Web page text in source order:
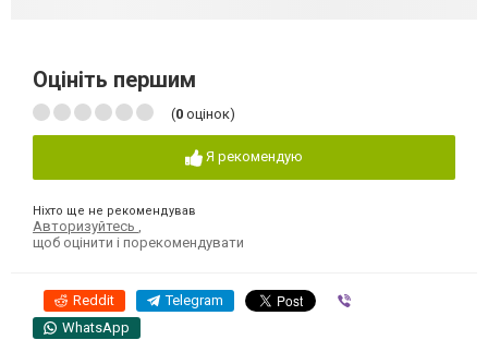
Оцініть першим
(0 оцінок)
Я рекомендую
Ніхто ще не рекомендував
Авторизуйтесь
щоб оцінити і порекомендувати
Reddit Telegram
WhatsApp